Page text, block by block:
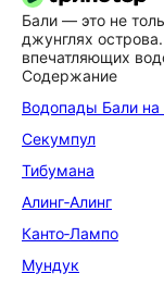
Бали — это не
джунглях
впечатляющих
Содержание
Водопады Бали на
Секумпул
Тибумана
Алинг‑Алинг
Канто‑Лампо
Мундук